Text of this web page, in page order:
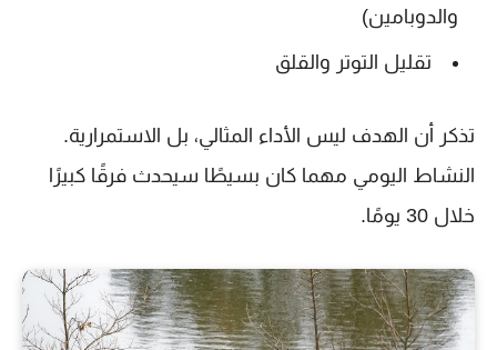
والدوبامين)
تقليل التوتر والقلق
تذكر أن الهدف ليس الأداء المثالي، بل الاستمرارية.
النشاط اليومي مهما كان بسيطًا سيحدث فرقًا كبيرًا
خلال 30 يومًا.